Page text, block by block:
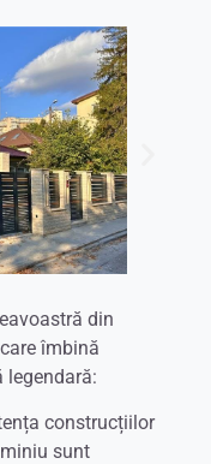
din
îmbină
legendară:
construcțiilor
sunt